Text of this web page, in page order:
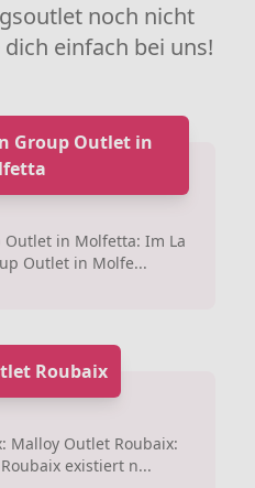
noch nicht
einfach bei uns!
Group Outlet in
Outlet in Molfetta: Im La
Outlet in Molfe...
Roubaix
Malloy Outlet Roubaix:
existiert n...